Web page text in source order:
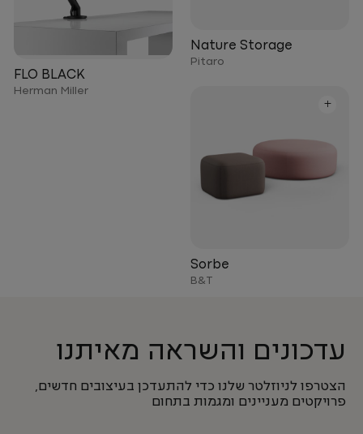
Nature Storage
Pitaro
FLO BLACK
Herman Miller
+
Sorbe
B&T
עדכונים והשראה מאיתנו
הצטרפו לניוזלטר שלנו כדי להתעדכן בעיצובים חדשים,
פרויקטים מעניינים ומגמות בתחום